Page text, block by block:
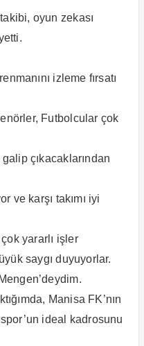
oyun zekası
izleme fırsatı
Futbolcular çok
çıkacaklarından
ve karşı takımı iyi
yararlı işler
saygı duyuyorlar.
Manisa FK’nın
ideal kadrosunu